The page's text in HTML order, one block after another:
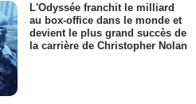
L'Odyssée franchit le milliard
au box-office dans le monde et
devient le plus grand succès de
la carrière de Christopher Nolan